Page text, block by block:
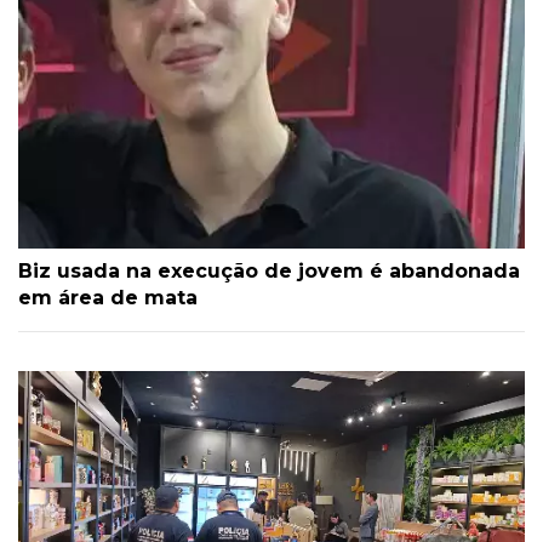
Biz usada na execução de jovem é abandonada
em área de mata